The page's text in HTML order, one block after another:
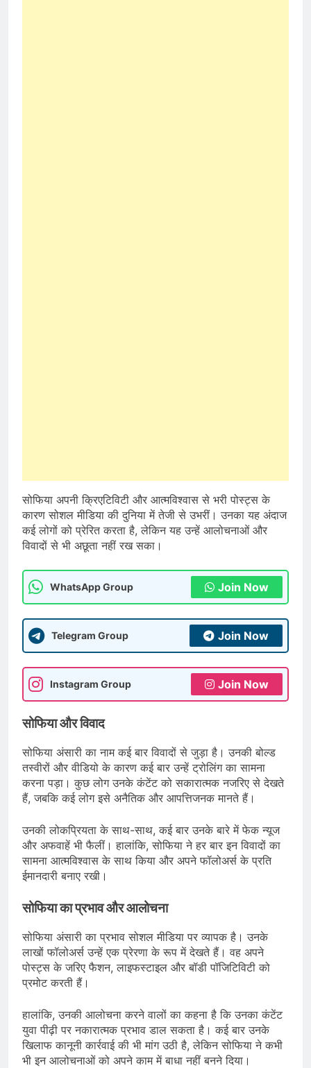
सोफिया अपनी क्रिएटिविटी और आत्मविश्वास से भरी पोस्ट्स के
कारण सोशल मीडिया की दुनिया में तेजी से उभरीं। उनका यह अंदाज
कई लोगों को प्रेरित करता है, लेकिन यह उन्हें आलोचनाओं और
विवादों से भी अछूता नहीं रख सका।
WhatsApp Group Join Now
Telegram Group Join Now
Instagram Group Join Now
सोफिया और विवाद
सोफिया अंसारी का नाम कई बार विवादों से जुड़ा है। उनकी बोल्ड
तस्वीरों और वीडियो के कारण कई बार उन्हें ट्रोलिंग का सामना
करना पड़ा। कुछ लोग उनके कंटेंट को सकारात्मक नजरिए से देखते
हैं, जबकि कई लोग इसे अनैतिक और आपत्तिजनक मानते हैं।
उनकी लोकप्रियता के साथ-साथ, कई बार उनके बारे में फेक न्यूज
और अफवाहें भी फैलीं। हालांकि, सोफिया ने हर बार इन विवादों का
सामना आत्मविश्वास के साथ किया और अपने फॉलोअर्स के प्रति
ईमानदारी बनाए रखी।
सोफिया का प्रभाव और आलोचना
सोफिया अंसारी का प्रभाव सोशल मीडिया पर व्यापक है। उनके
लाखों फॉलोअर्स उन्हें एक प्रेरणा के रूप में देखते हैं। वह अपने
पोस्ट्स के जरिए फैशन, लाइफस्टाइल और बॉडी पॉजिटिविटी को
प्रमोट करती हैं।
हालांकि, उनकी आलोचना करने वालों का कहना है कि उनका कंटेंट
युवा पीढ़ी पर नकारात्मक प्रभाव डाल सकता है। कई बार उनके
खिलाफ कानूनी कार्रवाई की भी मांग उठी है, लेकिन सोफिया ने कभी
भी इन आलोचनाओं को अपने काम में बाधा नहीं बनने दिया।